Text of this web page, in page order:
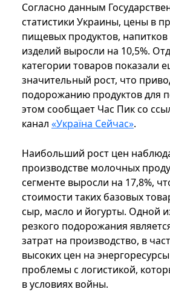
Согласно данным
статистики Украины, цены в
пищевых продуктов,
изделий выросли на 10,5%.
категории товаров показали
значительный рост, что
подорожанию продуктов для
этом сообщает Час Пик со
канал «Україна Сейчас».
Наибольший рост цен
производстве молочных
сегменте выросли на 17,8%,
стоимости таких базовых
сыр, масло и йогурты. Одной
резкого подорожания
затрат на производство, в
высоких цен на
проблемы с логистикой,
в условиях войны.